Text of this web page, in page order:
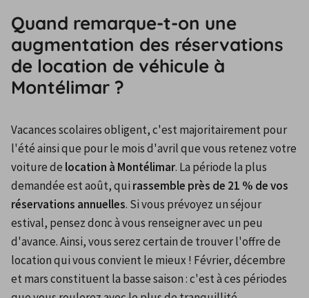
Quand remarque-t-on une
augmentation des réservations
de location de véhicule à
Montélimar ?
Vacances scolaires obligent, c'est majoritairement pour
l'été ainsi que pour le mois d'avril que vous retenez votre
voiture de location à Montélimar. La période la plus
demandée est août, qui rassemble près de 21 % de vos
réservations annuelles. Si vous prévoyez un séjour
estival, pensez donc à vous renseigner avec un peu
d'avance. Ainsi, vous serez certain de trouver l'offre de
location qui vous convient le mieux ! Février, décembre
et mars constituent la basse saison : c'est à ces périodes